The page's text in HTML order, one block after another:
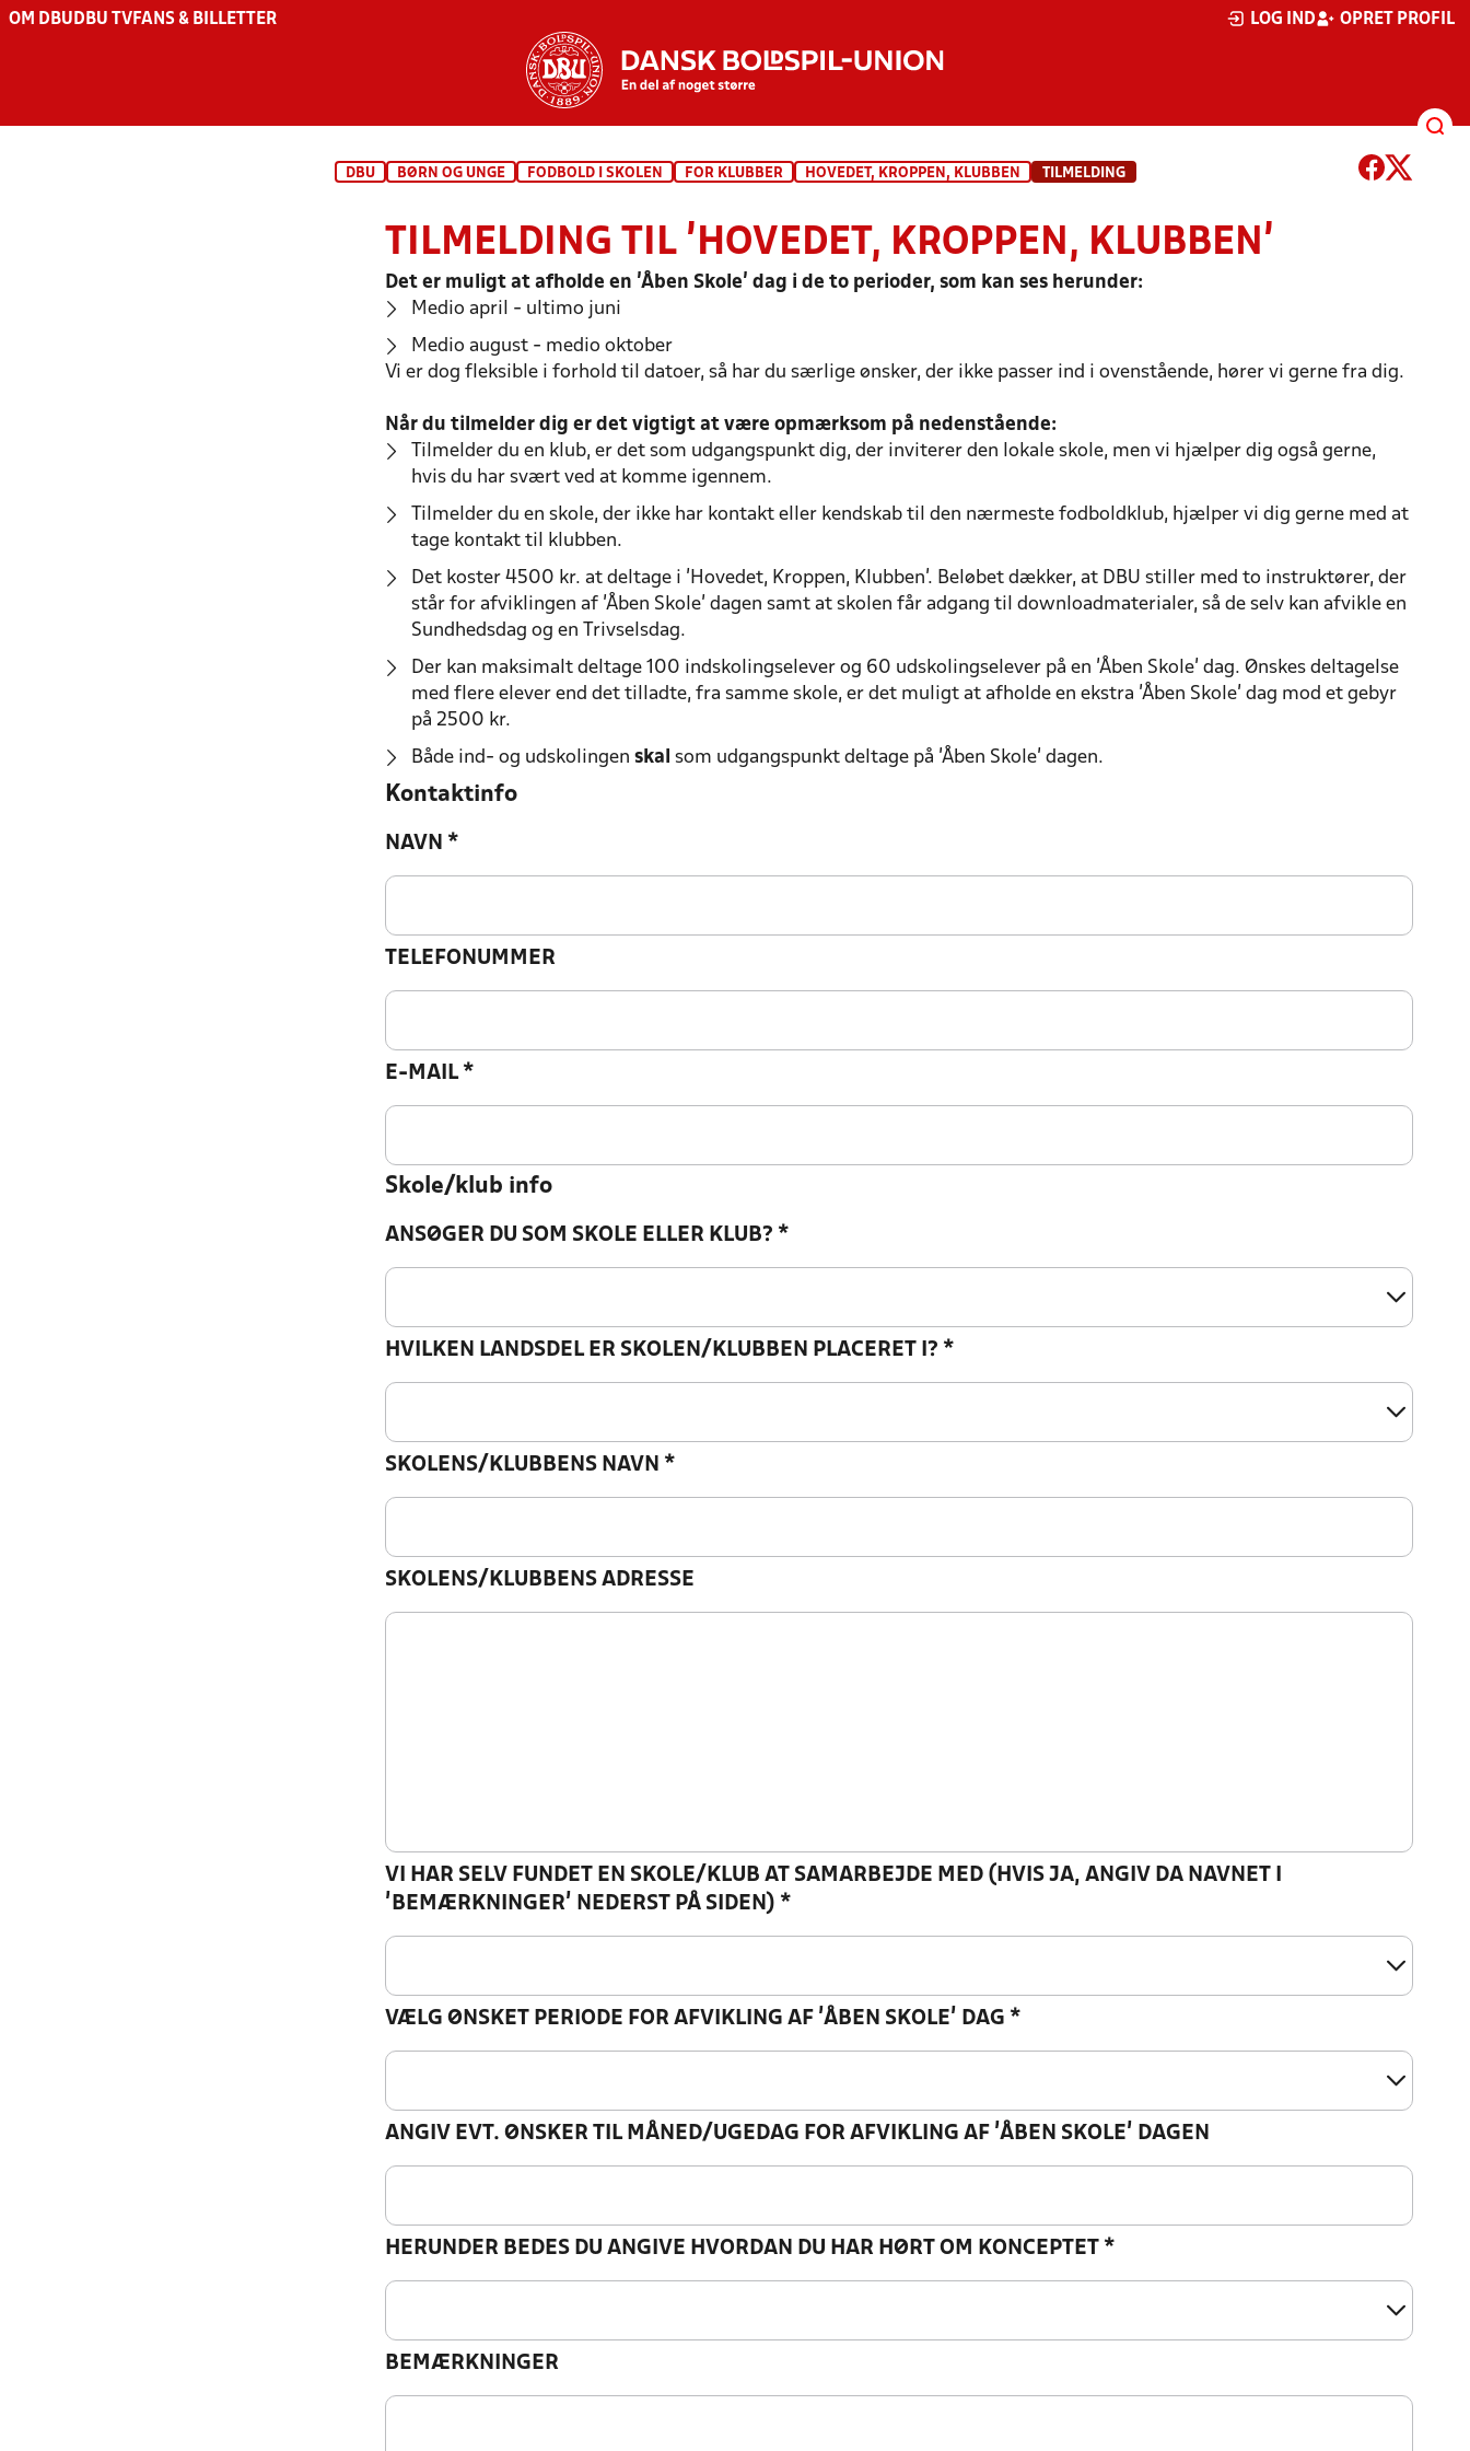
OM DBU DBU TV FANS & BILLETTER LOG IND OPRET PROFIL
DBU BØRN OG UNGE FODBOLD I SKOLEN FOR KLUBBER HOVEDET, KROPPEN, KLUBBEN TILMELDING
TILMELDING TIL 'HOVEDET, KROPPEN, KLUBBEN'
Det er muligt at afholde en 'Åben Skole' dag i de to perioder, som kan ses herunder:
Medio april - ultimo juni
Medio august - medio oktober
Vi er dog fleksible i forhold til datoer, så har du særlige ønsker, der ikke passer ind i ovenstående, hører vi gerne fra dig.
Når du tilmelder dig er det vigtigt at være opmærksom på nedenstående:
Tilmelder du en klub, er det som udgangspunkt dig, der inviterer den lokale skole, men vi hjælper dig også gerne,
hvis du har svært ved at komme igennem.
Tilmelder du en skole, der ikke har kontakt eller kendskab til den nærmeste fodboldklub, hjælper vi dig gerne med at
tage kontakt til klubben.
Det koster 4500 kr. at deltage i 'Hovedet, Kroppen, Klubben'. Beløbet dækker, at DBU stiller med to instruktører, der
står for afviklingen af ’Åben Skole’ dagen samt at skolen får adgang til downloadmaterialer, så de selv kan afvikle en
Sundhedsdag og en Trivselsdag.
Der kan maksimalt deltage 100 indskolingselever og 60 udskolingselever på en 'Åben Skole' dag. Ønskes deltagelse
med flere elever end det tilladte, fra samme skole, er det muligt at afholde en ekstra 'Åben Skole' dag mod et gebyr
på 2500 kr.
Både ind- og udskolingen skal som udgangspunkt deltage på 'Åben Skole' dagen.
Kontaktinfo
NAVN *
TELEFONUMMER
E-MAIL *
Skole/klub info
ANSØGER DU SOM SKOLE ELLER KLUB? *
HVILKEN LANDSDEL ER SKOLEN/KLUBBEN PLACERET I? *
SKOLENS/KLUBBENS NAVN *
SKOLENS/KLUBBENS ADRESSE
VI HAR SELV FUNDET EN SKOLE/KLUB AT SAMARBEJDE MED (HVIS JA, ANGIV DA NAVNET I
'BEMÆRKNINGER' NEDERST PÅ SIDEN) *
VÆLG ØNSKET PERIODE FOR AFVIKLING AF 'ÅBEN SKOLE' DAG *
ANGIV EVT. ØNSKER TIL MÅNED/UGEDAG FOR AFVIKLING AF 'ÅBEN SKOLE' DAGEN
HERUNDER BEDES DU ANGIVE HVORDAN DU HAR HØRT OM KONCEPTET *
BEMÆRKNINGER